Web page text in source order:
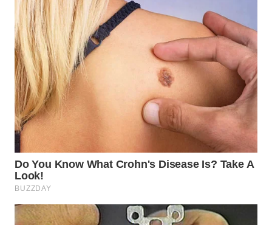
WN
MADURA
WN
SURABAYA
WN
NATUNA
BINTAN
WN